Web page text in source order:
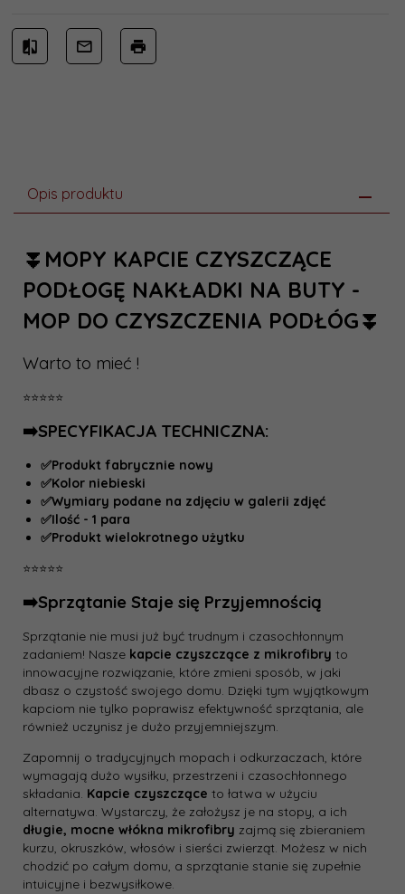
Opis produktu
⏬MOPY KAPCIE CZYSZCZĄCE
PODŁOGĘ NAKŁADKI NA BUTY -
MOP DO CZYSZCZENIA PODŁÓG⏬
Warto to mieć !
⭐⭐⭐⭐⭐
➡️SPECYFIKACJA TECHNICZNA:
✅Produkt fabrycznie nowy
✅Kolor niebieski
✅Wymiary podane na zdjęciu w galerii zdjęć
✅Ilość - 1 para
✅Produkt wielokrotnego użytku
⭐⭐⭐⭐⭐
➡️Sprzątanie Staje się Przyjemnością
Sprzątanie nie musi już być trudnym i czasochłonnym
zadaniem! Nasze kapcie czyszczące z mikrofibry to
innowacyjne rozwiązanie, które zmieni sposób, w jaki
dbasz o czystość swojego domu. Dzięki tym wyjątkowym
kapciom nie tylko poprawisz efektywność sprzątania, ale
również uczynisz je dużo przyjemniejszym.
Zapomnij o tradycyjnych mopach i odkurzaczach, które
wymagają dużo wysiłku, przestrzeni i czasochłonnego
składania. Kapcie czyszczące to łatwa w użyciu
alternatywa. Wystarczy, że założysz je na stopy, a ich
długie, mocne włókna mikrofibry zajmą się zbieraniem
kurzu, okruszków, włosów i sierści zwierząt. Możesz w nich
chodzić po całym domu, a sprzątanie stanie się zupełnie
intuicyjne i bezwysiłkowe.